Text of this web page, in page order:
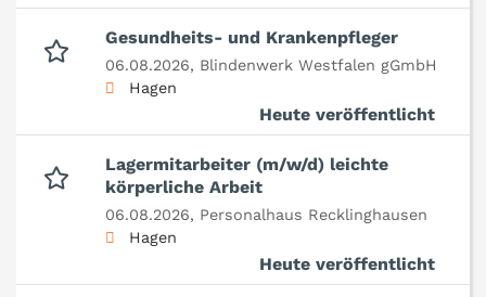
Gesundheits- und Krankenpfleger
06.08.2026, Blindenwerk Westfalen gGmbH
Hagen
Heute veröffentlicht
Lagermitarbeiter (m/w/d) leichte
körperliche Arbeit
06.08.2026, Personalhaus Recklinghausen
Hagen
Heute veröffentlicht